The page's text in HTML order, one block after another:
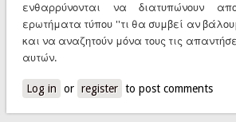
ενθαρρύνονται να διατυπώνουν
ερωτήματα τύπου ''τι θα συμβεί αν
και να αναζητούν μόνα τους τις
αυτών.
Log in or register to post comments